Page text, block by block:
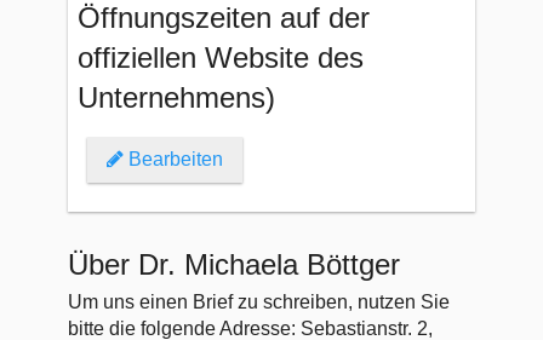
Öffnungszeiten auf der
offiziellen Website des
Unternehmens)
Bearbeiten
Über Dr. Michaela Böttger
Um uns einen Brief zu schreiben, nutzen Sie
bitte die folgende Adresse: Sebastianstr. 2,